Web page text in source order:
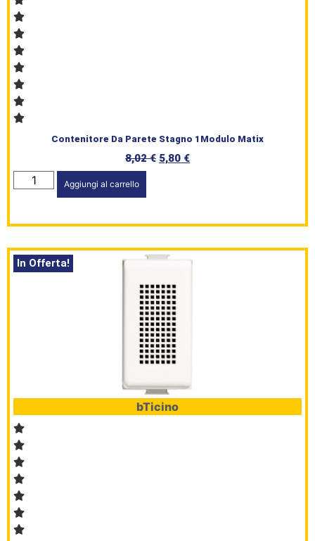
Contenitore Da Parete Stagno 1Modulo Matix
8,02€ 5,80 €
Aggiungi al carrello
In Offerta!
bTicino